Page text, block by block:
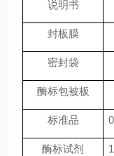
说明书
封板膜
密封袋
酶标包被板
标准品
酶标试剂